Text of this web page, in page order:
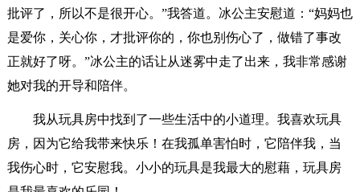
批评了，所以不是很开心。”我答道。冰公主安慰道：“妈妈也
是爱你，关心你，才批评你的，你也别伤心了，做错了事改
正就好了呀。”冰公主的话让从迷雾中走了出来，我非常感谢
她对我的开导和陪伴。
我从玩具房中找到了一些生活中的小道理。我喜欢玩具
房，因为它给我带来快乐！在我孤单害怕时，它陪伴我，当
我伤心时，它安慰我。小小的玩具是我最大的慰藉，玩具房